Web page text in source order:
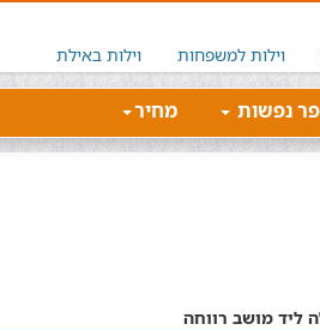
וילות למשפחות וילות באילת
נפשות מחיר
ליד מושב רווחה